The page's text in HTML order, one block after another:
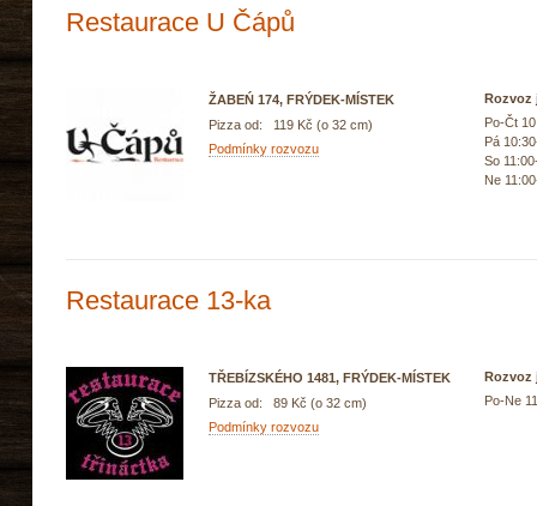
Restaurace U Čápů
ŽABEŃ 174, FRÝDEK-MÍSTEK
Pizza od: 119 Kč (o 32 cm)
Podmínky rozvozu
Rozvoz
Po-Čt
Pá
So
Ne
Restaurace 13-ka
TŘEBÍZSKÉHO 1481, FRÝDEK-MÍSTEK
Pizza od: 89 Kč (o 32 cm)
Podmínky rozvozu
Rozvoz
Po-Ne